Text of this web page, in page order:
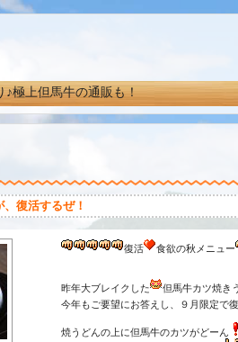
極上但馬牛の通販も！
復活するぜ！
復活 食欲の秋メニュー
昨年大ブレイクした
但馬牛カツ焼き
今年もご要望にお答えし、９月限定で復
焼うどんの上に但馬牛のカツがどーん